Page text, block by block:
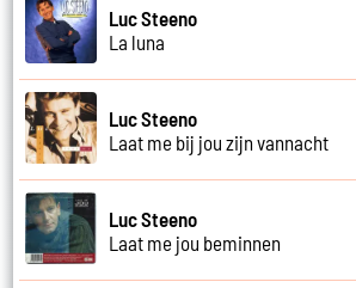
Luc Steeno
La luna
Luc Steeno
Laat me bij jou zijn vannacht
Luc Steeno
Laat me jou beminnen